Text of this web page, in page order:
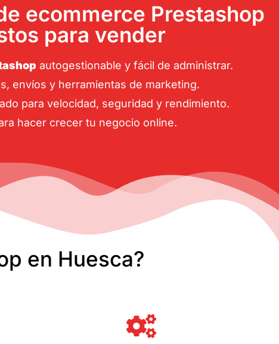
ecommerce Prestashop
para vender
autogestionable y fácil de administrar.
envíos y herramientas de marketing.
para velocidad, seguridad y rendimiento.
hacer crecer tu negocio online.
en Huesca?